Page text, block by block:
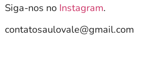
Siga-nos no Instagram.
contatosaulovale@gmail.com